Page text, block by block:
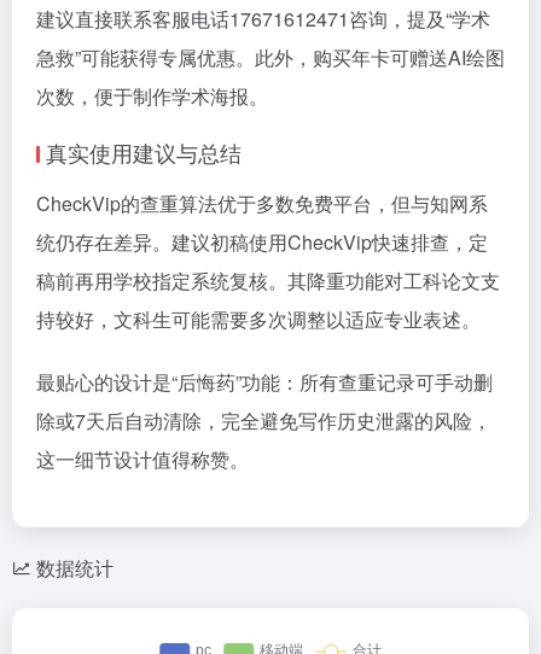
建议直接联系客服电话17671612471咨询，提及“学术
急救”可能获得专属优惠。此外，购买年卡可赠送AI绘图
次数，便于制作学术海报。
真实使用建议与总结
CheckVip的查重算法优于多数免费平台，但与知网系
统仍存在差异。建议初稿使用CheckVip快速排查，定
稿前再用学校指定系统复核。其降重功能对工科论文支
持较好，文科生可能需要多次调整以适应专业表述。
最贴心的设计是“后悔药”功能：所有查重记录可手动删
除或7天后自动清除，完全避免写作历史泄露的风险，
这一细节设计值得称赞。
数据统计